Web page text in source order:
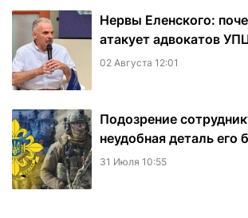
Нервы Еленского:
атакует адвокатов
02 Августа 12:01
Подозрение
неудобная деталь его
31 Июля 10:55